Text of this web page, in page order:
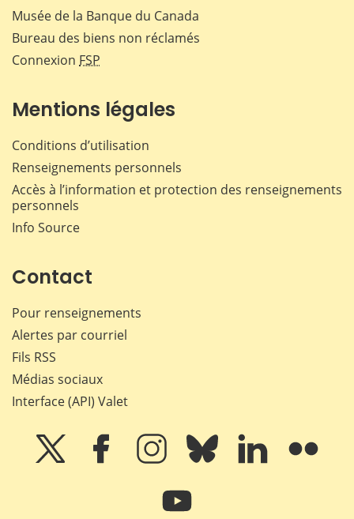
Musée de la Banque du Canada
Bureau des biens non réclamés
Connexion FSP
Mentions légales
Conditions d’utilisation
Renseignements personnels
Accès à l’information et protection des renseignements
personnels
Info Source
Contact
Pour renseignements
Alertes par courriel
Fils RSS
Médias sociaux
Interface (API) Valet